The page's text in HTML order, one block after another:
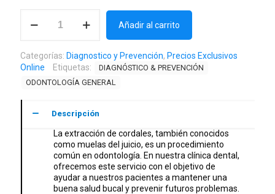
cantidad
Añadir al carrito
Categorías: Diagnostico y Prevención, Precios Exclusivos
Online
Etiquetas:
DIAGNÓSTICO & PREVENCIÓN
ODONTOLOGÍA GENERAL
Descripción
La extracción de cordales, también conocidos
como muelas del juicio, es un procedimiento
común en odontología. En nuestra clínica dental,
ofrecemos este servicio con el objetivo de
ayudar a nuestros pacientes a mantener una
buena salud bucal y prevenir futuros problemas.